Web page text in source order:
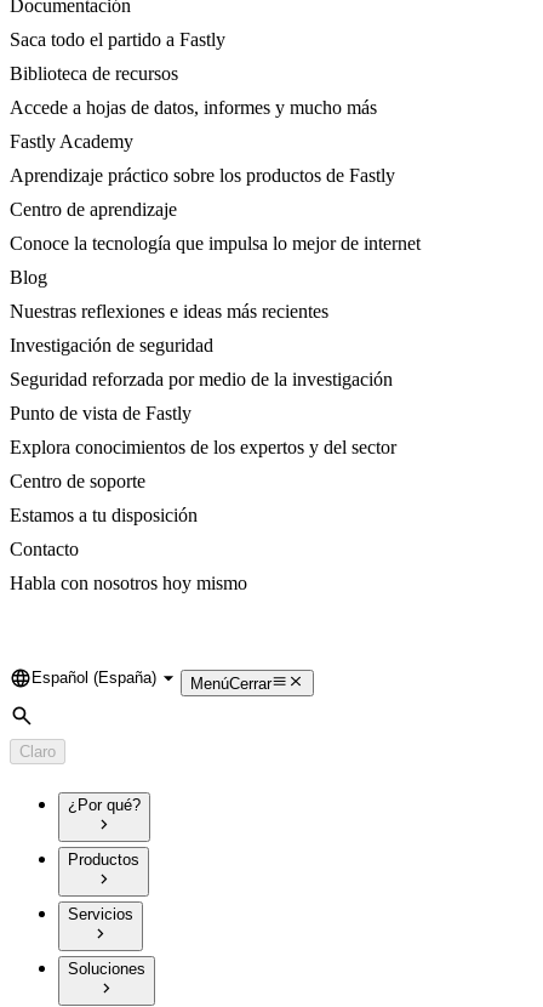
Documentación
Saca todo el partido a Fastly
Biblioteca de recursos
Accede a hojas de datos, informes y mucho más
Fastly Academy
Aprendizaje práctico sobre los productos de Fastly
Centro de aprendizaje
Conoce la tecnología que impulsa lo mejor de internet
Blog
Nuestras reflexiones e ideas más recientes
Investigación de seguridad
Seguridad reforzada por medio de la investigación
Punto de vista de Fastly
Explora conocimientos de los expertos y del sector
Centro de soporte
Estamos a tu disposición
Contacto
Habla con nosotros hoy mismo
Language
Español (España) MenúCerrar
Búsqueda
Claro
¿Por qué?
Productos
Servicios
Soluciones